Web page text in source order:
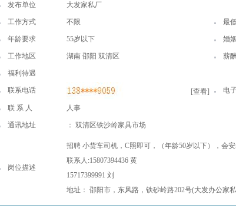
发布单位 大发家私厂
工作方式 不限 最
年龄要求 55岁以下 婚
工作地区 湖南 邵阳 双清区 薪
福利待遇
联系电话 [查看] 电
联 系 人 人事
通讯地址 ： 双清区铁沙岭家具市场
岗位描述
招聘 小货车司机，C照即可，（年龄50岁以下），会
联系人:15807394436 黄
15717399991 刘
地址： 邵阳市，东风路，铁砂岭路202号(大发办公家